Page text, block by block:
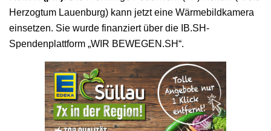
Herzogtum Lauenburg) kann jetzt eine Wärmebildkamera
einsetzen. Sie wurde finanziert über die IB.SH-
Spendenplattform „WIR BEWEGEN.SH“.